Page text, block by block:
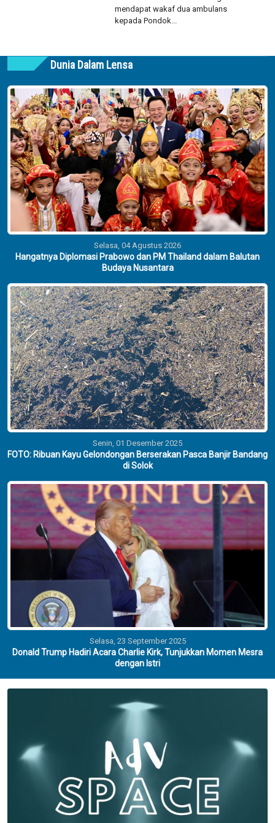
mendapat wakaf dua ambulans
kepada Pondok...
Dunia Dalam Lensa
Selasa, 04 Agustus 2026
Hangatnya Diplomasi Prabowo dan PM Thailand dalam Balutan
Budaya Nusantara
Senin, 01 Desember 2025
FOTO: Ribuan Kayu Gelondongan Berserakan Pasca Banjir Bandang
di Solok
Selasa, 23 September 2025
Donald Trump Hadiri Acara Charlie Kirk, Tunjukkan Momen Mesra
dengan Istri